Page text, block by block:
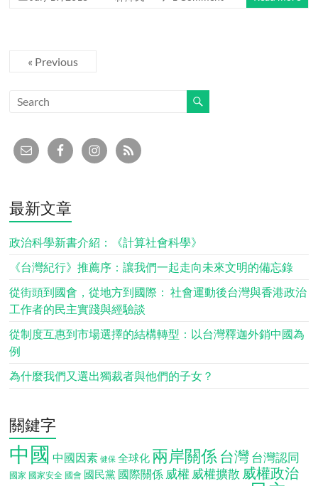
« Previous
最新文章
政治科學新書介紹：《計算社會科學》
《台灣紀行》推薦序：讓我們一起走向未來文明的備忘錄
從街頭到國會，從地方到國際： 社會運動後台灣與香港政治
工作者的民主實踐與經驗談
從制度互惠到市場選擇的結構轉型：以台灣釋迦外銷中國為
例
為什麼我們又選出獨裁者與他們的子女？
關鍵字
中國 中國因素 健保 全球化 兩岸關係 台灣台灣認同
國家 國家安全 國會 國民黨 國際關係 威權 威權擴散 威權政治